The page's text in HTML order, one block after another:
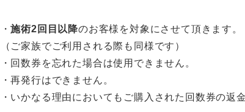
・施術2回目以降のお客様を対象にさせて頂きます。
（ご家族でご利用される際も同様です）
・回数券を忘れた場合は使用できません。
・再発行はできません。
・ いかなる理由においてもご購入された回数券の返